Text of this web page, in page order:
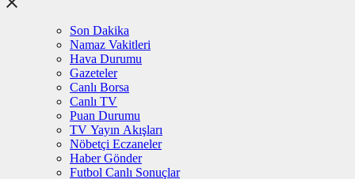
Son Dakika
Namaz Vakitleri
Hava Durumu
Gazeteler
Canlı Borsa
Canlı TV
Puan Durumu
TV Yayın Akışları
Nöbetçi Eczaneler
Haber Gönder
Futbol Canlı Sonuçlar